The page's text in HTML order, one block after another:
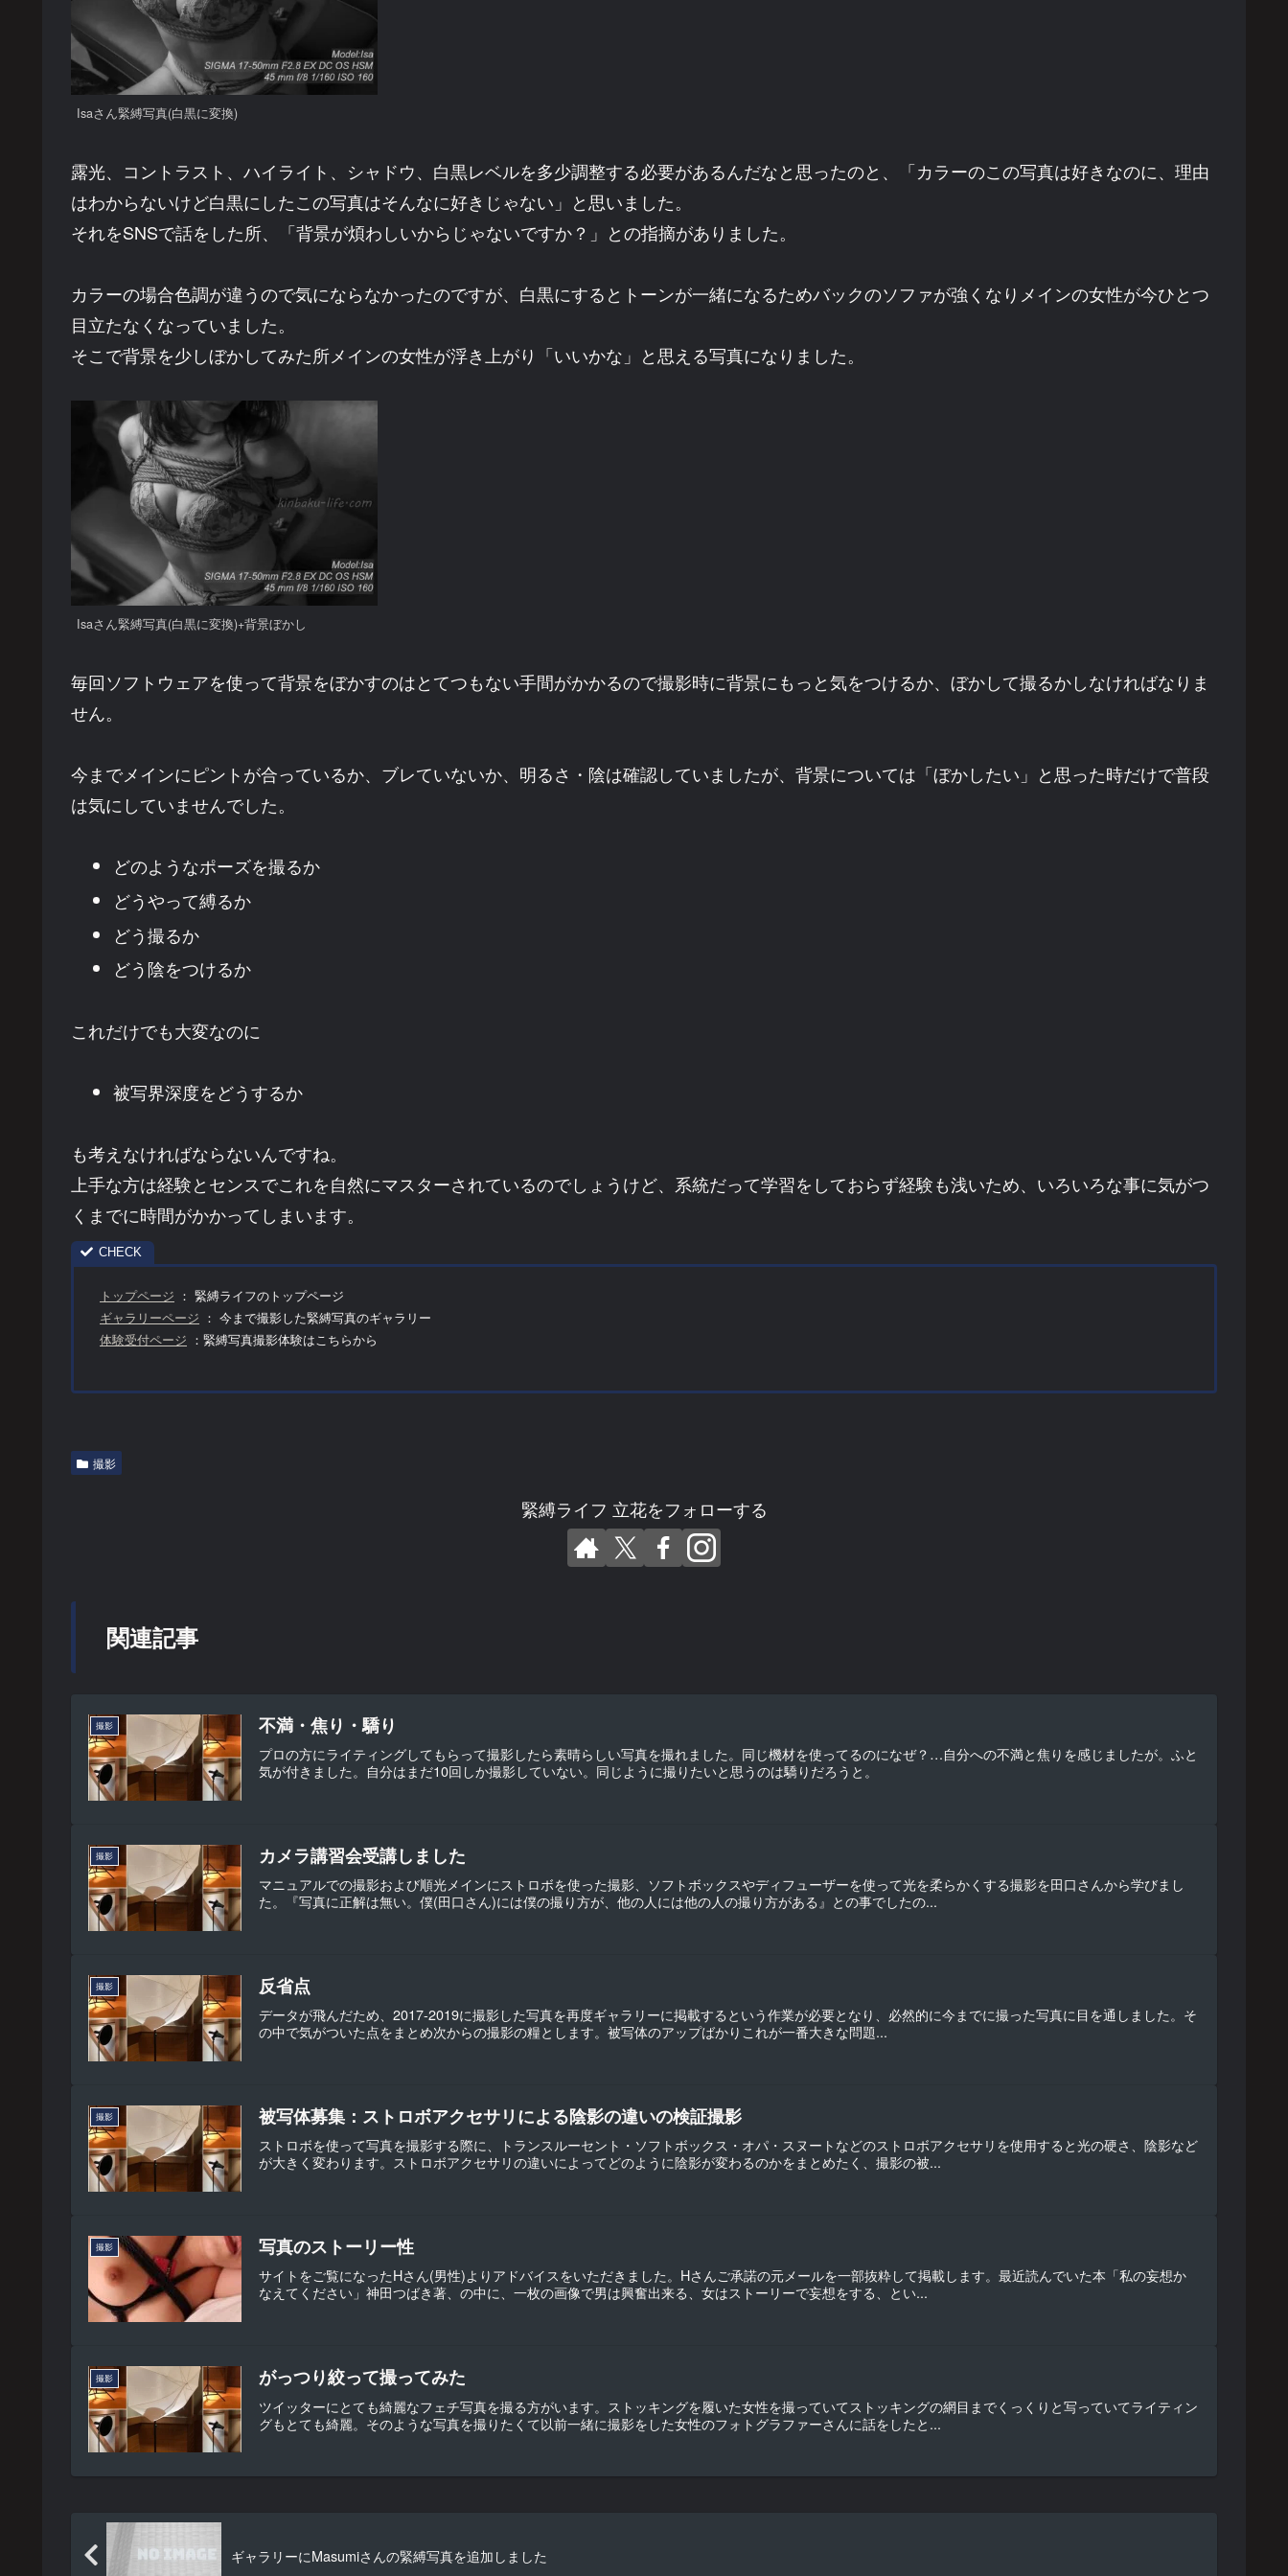
Isaさん緊縛写真(白黒に変換)
露光、コントラスト、ハイライト、シャドウ、白黒レベルを多少調整する必要があるんだなと思ったのと、「カラーのこの写真は好きなのに、理由
はわからないけど白黒にしたこの写真はそんなに好きじゃない」と思いました。
それをSNSで話をした所、「背景が煩わしいからじゃないですか？」との指摘がありました。
カラーの場合色調が違うので気にならなかったのですが、白黒にするとトーンが一緒になるためバックのソファが強くなりメインの女性が今ひとつ
目立たなくなっていました。
そこで背景を少しぼかしてみた所メインの女性が浮き上がり「いいかな」と思える写真になりました。
Isaさん緊縛写真(白黒に変換)+背景ぼかし
毎回ソフトウェアを使って背景をぼかすのはとてつもない手間がかかるので撮影時に背景にもっと気をつけるか、ぼかして撮るかしなければなりま
せん。
今までメインにピントが合っているか、ブレていないか、明るさ・陰は確認していましたが、背景については「ぼかしたい」と思った時だけで普段
は気にしていませんでした。
どのようなポーズを撮るか
どうやって縛るか
どう撮るか
どう陰をつけるか
これだけでも大変なのに
被写界深度をどうするか
も考えなければならないんですね。
上手な方は経験とセンスでこれを自然にマスターされているのでしょうけど、系統だって学習をしておらず経験も浅いため、いろいろな事に気がつ
くまでに時間がかかってしまいます。
トップページ ： 緊縛ライフのトップページ
ギャラリーページ ： 今まで撮影した緊縛写真のギャラリー
体験受付ページ ：緊縛写真撮影体験はこちらから
撮影
緊縛ライフ 立花をフォローする
関連記事
撮影 不満・焦り・驕り
プロの方にライティングしてもらって撮影したら素晴らしい写真を撮れました。同じ機材を使ってるのになぜ？…自分への不満と焦りを感じましたが。ふと
気が付きました。自分はまだ10回しか撮影していない。同じように撮りたいと思うのは驕りだろうと。
撮影 カメラ講習会受講しました
マニュアルでの撮影および順光メインにストロボを使った撮影、ソフトボックスやディフューザーを使って光を柔らかくする撮影を田口さんから学びまし
た。『写真に正解は無い。僕(田口さん)には僕の撮り方が、他の人には他の人の撮り方がある』との事でしたの...
撮影 反省点
データが飛んだため、2017-2019に撮影した写真を再度ギャラリーに掲載するという作業が必要となり、必然的に今までに撮った写真に目を通しました。そ
の中で気がついた点をまとめ次からの撮影の糧とします。被写体のアップばかりこれが一番大きな問題...
撮影 被写体募集：ストロボアクセサリによる陰影の違いの検証撮影
ストロボを使って写真を撮影する際に、トランスルーセント・ソフトボックス・オパ・スヌートなどのストロボアクセサリを使用すると光の硬さ、陰影など
が大きく変わります。ストロボアクセサリの違いによってどのように陰影が変わるのかをまとめたく、撮影の被...
撮影 写真のストーリー性
サイトをご覧になったHさん(男性)よりアドバイスをいただきました。Hさんご承諾の元メールを一部抜粋して掲載します。最近読んでいた本「私の妄想か
なえてください」神田つばき著、の中に、一枚の画像で男は興奮出来る、女はストーリーで妄想をする、とい...
撮影 がっつり絞って撮ってみた
ツイッターにとても綺麗なフェチ写真を撮る方がいます。ストッキングを履いた女性を撮っていてストッキングの網目までくっくりと写っていてライティン
グもとても綺麗。そのような写真を撮りたくて以前一緒に撮影をした女性のフォトグラファーさんに話をしたと...
ギャラリーにMasumiさんの緊縛写真を追加しました